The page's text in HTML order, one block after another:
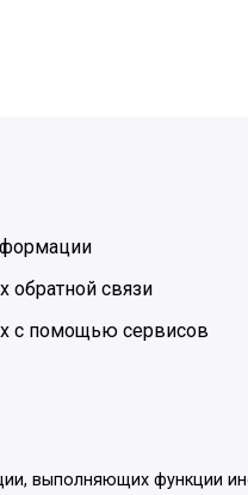
обратной связи
с помощью сервисов
выполняющих функции